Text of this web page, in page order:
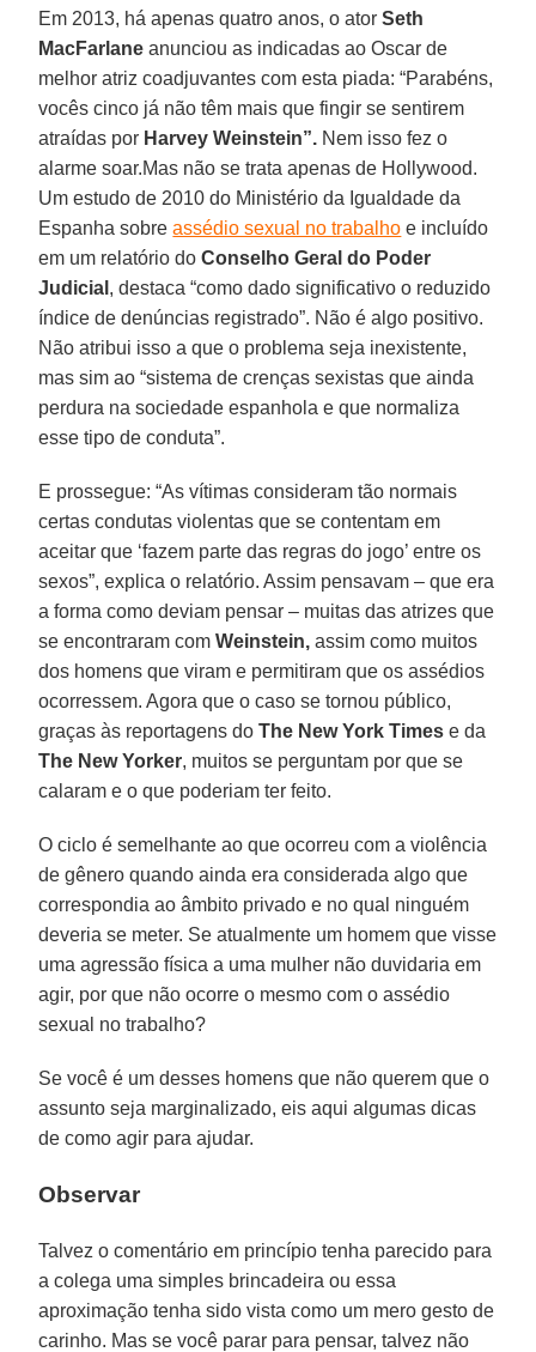
Em 2013, há apenas quatro anos, o atorSeth
MacFarlane anunciou as indicadas ao Oscar de
melhor atriz coadjuvantes com esta piada: “Parabéns,
vocês cinco já não têm mais que fingir se sentirem
atraídas por Harvey Weinstein”. Nem isso fez o
alarme soar.Mas não se trata apenas de Hollywood.
Um estudo de 2010 do Ministério da Igualdade da
Espanha sobreassédio sexual no trabalho e incluído
em um relatório doConselho Geral do Poder
Judicial , destaca “como dado significativo o reduzido
índice de denúncias registrado”. Não é algo positivo.
Não atribui isso a que o problema seja inexistente,
mas sim ao “sistema de crenças sexistas que ainda
perdura na sociedade espanhola e que normaliza
esse tipo de conduta”.
E prossegue: “As vítimas consideram tão normais
certas condutas violentas que se contentam em
aceitar que ‘fazem parte das regras do jogo’ entre os
sexos”, explica o relatório. Assim pensavam – que era
a forma como deviam pensar – muitas das atrizes que
se encontraram comWeinstein, assim como muitos
dos homens que viram e permitiram que os assédios
ocorressem. Agora que o caso se tornou público,
graças às reportagens doThe New York Times e da
The New Yorker, muitos se perguntam por que se
calaram e o que poderiam ter feito.
O ciclo é semelhante ao que ocorreu com a violência
de gênero quando ainda era considerada algo que
correspondia ao âmbito privado e no qual ninguém
deveria se meter. Se atualmente um homem que visse
uma agressão física a uma mulher não duvidaria em
agir, por que não ocorre o mesmo com o assédio
sexual no trabalho?
Se você é um desses homens que não querem que o
assunto seja marginalizado, eis aqui algumas dicas
de como agir para ajudar.
Observar
Talvez o comentário em princípio tenha parecido para
a colega uma simples brincadeira ou essa
aproximação tenha sido vista como um mero gesto de
carinho. Mas se você parar para pensar, talvez não